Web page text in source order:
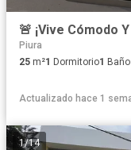
Piura
25 m²1 Dormitorio1 Baño
Actualizado hace 1
1/14